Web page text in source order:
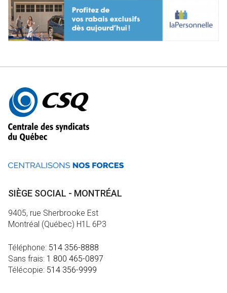
Autres
informations
SIÈGE SOCIAL - MONTRÉAL
9405, rue Sherbrooke Est
Montréal (Québec) H1L 6P3
Téléphone: 514 356-8888
Sans frais: 1 800 465-0897
Télécopie: 514 356-9999